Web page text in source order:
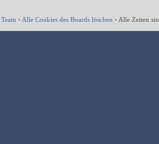
• Alle Cookies des Boards löschen • Alle Zeiten